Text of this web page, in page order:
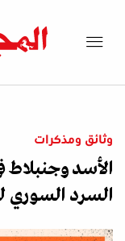
وثائق ومذكرات
الأسد وجنبلاط
السرد السوري